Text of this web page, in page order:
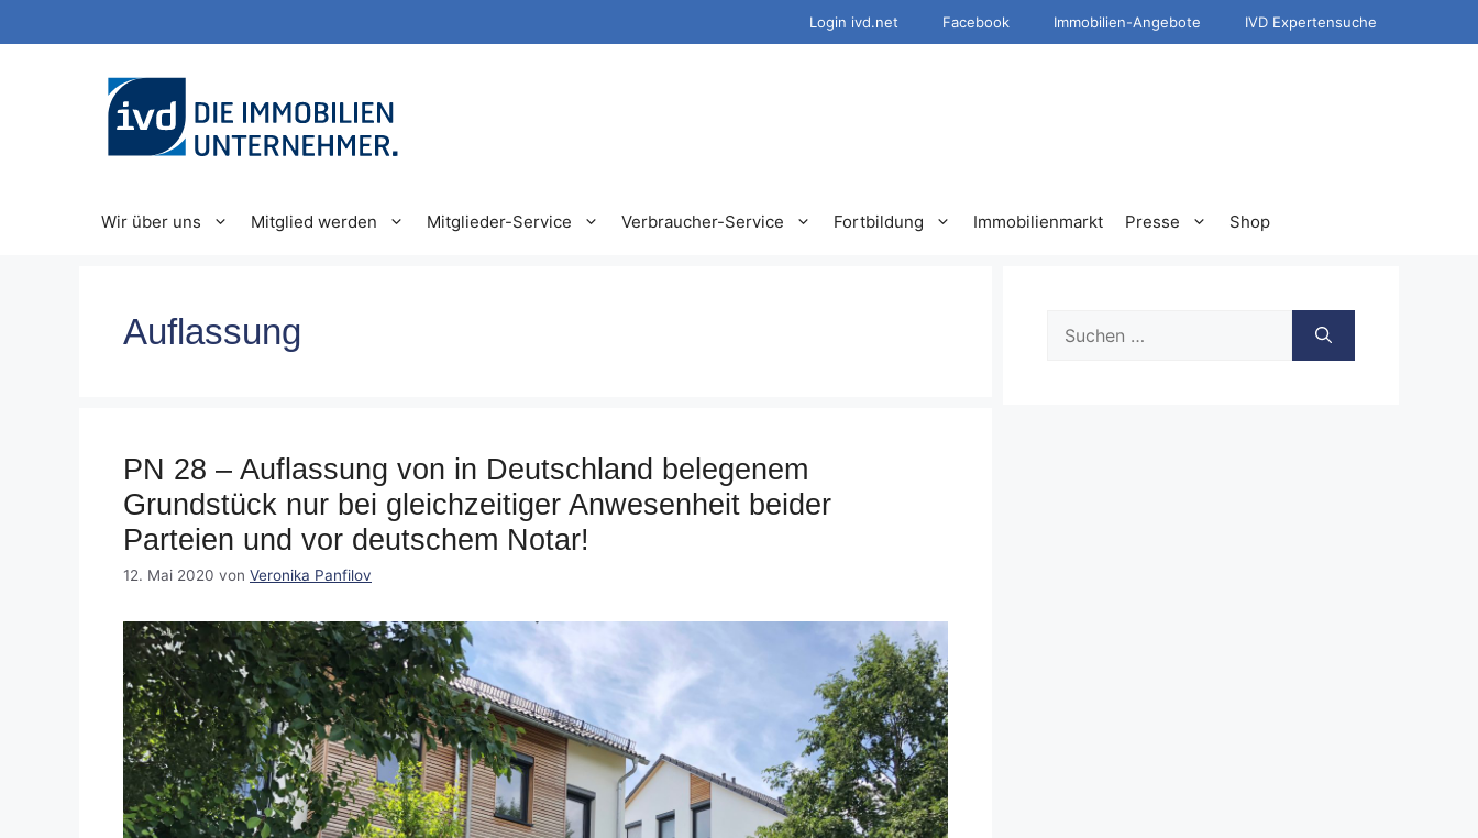
Inhalt
Login ivd.net Facebook Immobilien-Angebote IVD Expertensuche
Wir über uns Mitglied werden Mitglieder-Service Verbraucher-Service Fortbildung Immobilienmarkt Presse Shop
Auflassung
PN 28 – Auflassung von in Deutschland belegenem
Grundstück nur bei gleichzeitiger Anwesenheit beider
Parteien und vor deutschem Notar!
12. Mai 2020 von Veronika Panfilov
nach: